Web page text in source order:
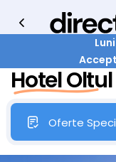
Hotel Oltul
Oferte